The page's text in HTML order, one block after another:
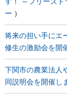
ー
将来の担い手にエ
修生の激励会を開
下関市の農業法人
同説明会を開催し